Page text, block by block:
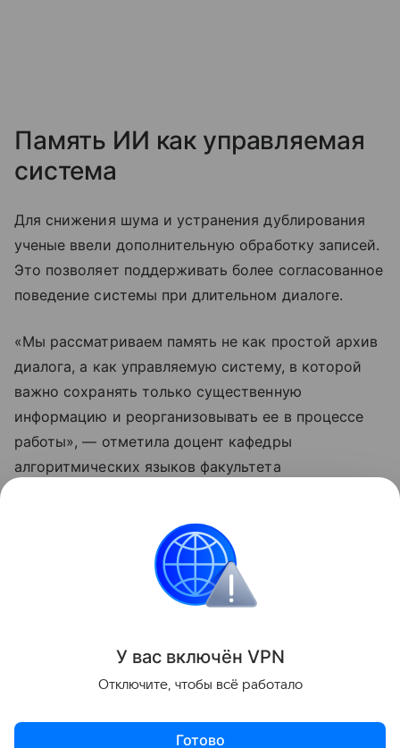
Память ИИ как управляемая
система
Для снижения шума и устранения дублирования
ученые ввели дополнительную обработку записей.
Это позволяет поддерживать более согласованное
поведение системы при длительном диалоге.
«Мы рассматриваем память не как простой архив
диалога, а как управляемую систему, в которой
важно сохранять только существенную
информацию и реорганизовывать ее в процессе
работы», — отметила доцент кафедры
алгоритмических языков факультета
Поделиться
У вас включён VPN
Отключите, чтобы всё работало
Готово